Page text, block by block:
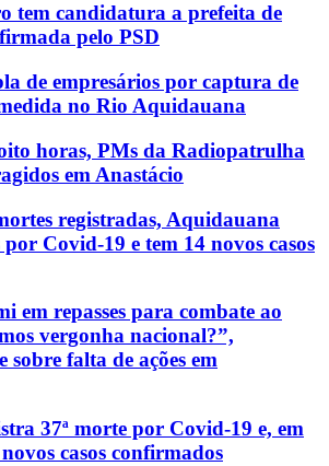
tem candidatura a prefeita de
pelo PSD
de empresários por captura de
no Rio Aquidauana
horas, PMs da Radiopatrulha
em Anastácio
registradas, Aquidauana
Covid-19 e tem 14 novos casos
em repasses para combate ao
vergonha nacional?”,
sobre falta de ações em
37ª morte por Covid-19 e, em
casos confirmados